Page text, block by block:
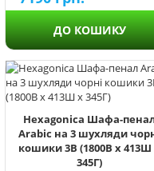
ДО КОШИКУ
Hexagonica Шафа-
Arabic на 3 шухляди
кошики 3В (1800В х 413Ш
345Г)